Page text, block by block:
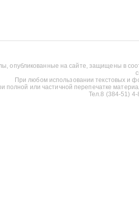
опубликованные на сайте, защищены в
При любом использовании текстовых и
полной или частичной перепечатке
Тел.8 (384-51)